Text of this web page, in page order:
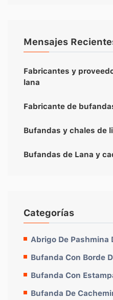
Mensajes
Fabricantes y
lana
Fabricante de
Bufandas y chales de
Bufandas de Lana y
Categorías
Abrigo De Pashmina
Bufanda Con Borde
Bufanda Con
Bufanda De